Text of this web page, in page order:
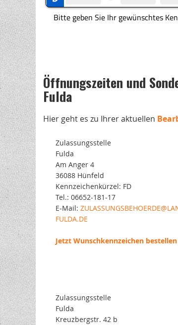
Öffnungszeiten und
Fulda
Hier geht es zu Ihrer aktuellen
Zulassungsstelle
Fulda
Am Anger 4
36088 Hünfeld
Kennzeichenkürzel: FD
Tel.: 06652-181-17
E-Mail:
FULDA.DE
Jetzt Wunschkennzeichen bestellen
Zulassungsstelle
Fulda
Kreuzbergstr. 42 b